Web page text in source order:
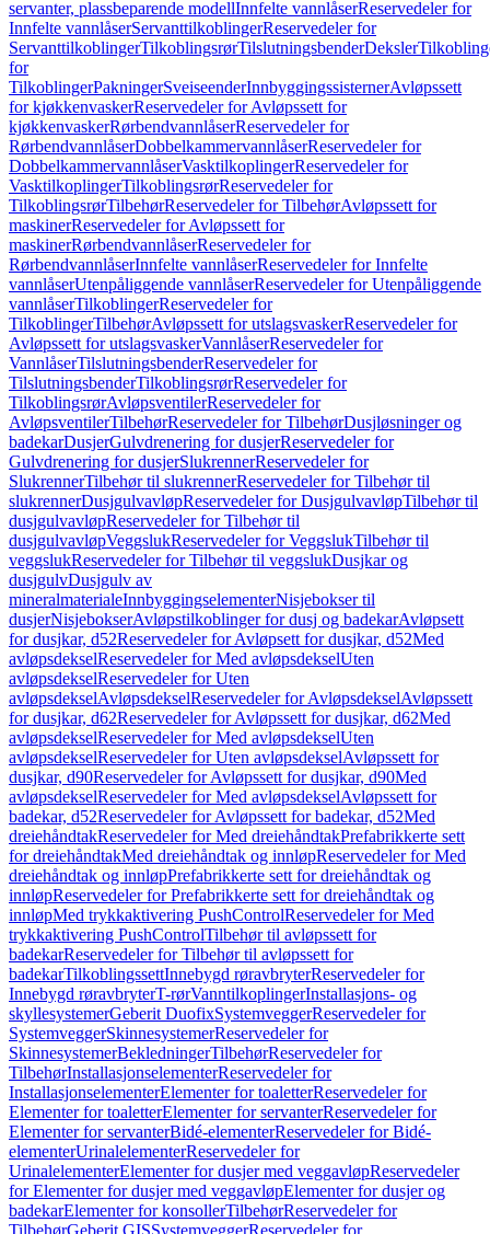
servanter, plassbeparende modellInnfelte vannlåserReservedeler for
Innfelte vannlåserServanttilkoblingerReservedeler for
ServanttilkoblingerTilkoblingsrørTilslutningsbenderDeksler
for
TilkoblingerPakningerSveiseenderInnbyggingssisternerAvløpssett
for kjøkkenvaskerReservedeler for Avløpssett for
kjøkkenvaskerRørbendvannlåserReservedeler for
RørbendvannlåserDobbelkammervannlåserReservedeler for
DobbelkammervannlåserVasktilkoplingerReservedeler for
VasktilkoplingerTilkoblingsrørReservedeler for
TilkoblingsrørTilbehørReservedeler for TilbehørAvløpssett for
maskinerReservedeler for Avløpssett for
maskinerRørbendvannlåserReservedeler for
RørbendvannlåserInnfelte vannlåserReservedeler for Innfelte
vannlåserUtenpåliggende vannlåserReservedeler for Utenpåliggende
vannlåserTilkoblingerReservedeler for
TilkoblingerTilbehørAvløpssett for utslagsvaskerReservedeler for
Avløpssett for utslagsvaskerVannlåserReservedeler for
VannlåserTilslutningsbenderReservedeler for
TilslutningsbenderTilkoblingsrørReservedeler for
TilkoblingsrørAvløpsventilerReservedeler for
AvløpsventilerTilbehørReservedeler for TilbehørDusjløsninger og
badekarDusjerGulvdrenering for dusjerReservedeler for
Gulvdrenering for dusjerSlukrennerReservedeler for
SlukrennerTilbehør til slukrennerReservedeler for Tilbehør til
slukrennerDusjgulvavløpReservedeler for DusjgulvavløpTilbehør til
dusjgulvavløpReservedeler for Tilbehør til
dusjgulvavløpVeggslukReservedeler for VeggslukTilbehør til
veggslukReservedeler for Tilbehør til veggslukDusjkar og
dusjgulvDusjgulv av
mineralmaterialeInnbyggingselementerNisjebokser til
dusjerNisjebokserAvløpstilkoblinger for dusj og badekarAvløpsett
for dusjkar, d52Reservedeler for Avløpsett for dusjkar, d52Med
avløpsdekselReservedeler for Med avløpsdekselUten
avløpsdekselReservedeler for Uten
avløpsdekselAvløpsdekselReservedeler for AvløpsdekselAvløpssett
for dusjkar, d62Reservedeler for Avløpssett for dusjkar, d62Med
avløpsdekselReservedeler for Med avløpsdekselUten
avløpsdekselReservedeler for Uten avløpsdekselAvløpssett for
dusjkar, d90Reservedeler for Avløpssett for dusjkar, d90Med
avløpsdekselReservedeler for Med avløpsdekselAvløpssett for
badekar, d52Reservedeler for Avløpssett for badekar, d52Med
dreiehåndtakReservedeler for Med dreiehåndtakPrefabrikkerte sett
for dreiehåndtakMed dreiehåndtak og innløpReservedeler for Med
dreiehåndtak og innløpPrefabrikkerte sett for dreiehåndtak og
innløpReservedeler for Prefabrikkerte sett for dreiehåndtak og
innløpMed trykkaktivering PushControlReservedeler for Med
trykkaktivering PushControlTilbehør til avløpssett for
badekarReservedeler for Tilbehør til avløpssett for
badekarTilkoblingssettInnebygd røravbryterReservedeler for
Innebygd røravbryterT-rørVanntilkoplingerInstallasjons- og
skyllesystemerGeberit DuofixSystemveggerReservedeler for
SystemveggerSkinnesystemerReservedeler for
SkinnesystemerBekledningerTilbehørReservedeler for
TilbehørInstallasjonselementerReservedeler for
InstallasjonselementerElementer for toaletterReservedeler for
Elementer for toaletterElementer for servanterReservedeler for
Elementer for servanterBidé-elementerReservedeler for Bidé-
elementerUrinalelementerReservedeler for
UrinalelementerElementer for dusjer med veggavløpReservedeler
for Elementer for dusjer med veggavløpElementer for dusjer og
badekarElementer for konsollerTilbehørReservedeler for
TilbehørGeberit GISSystemveggerReservedeler for